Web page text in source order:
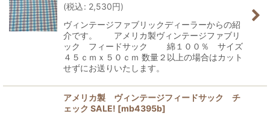
(税込: 2,530円)
ヴィンテージファブリックディーラーからの紹
介です。 アメリカ製ヴィンテージファブリ
ック フィードサック 綿１００％ サイズ
４５ｃｍｘ５０ｃｍ 数量２以上の場合はカット
せずにお送りいたします。
アメリカ製 ヴィンテージフィードサック チ
ェック SALE! [mb4395b]